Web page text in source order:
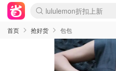
lululemon折扣上新
Sasa美妆护肤3.5折
SSENSE年中2.5折
FreshBeauty好价汇总
Cettire降价+叠9折
WWS Coles超市实拍
viagogo二手票捡漏
Myer超级周末
The Outnet奢牌1折起
David Jones 3折起
Flannels大牌1折
Perfumes Club护肤1折
AMIRO面罩$251
Amazon折扣汇总
eToro入金$200送$50
Amazon数码好物
ICONIC本周7.5折
ThedoubleF高奢地板价
Moose Knuckles 6折
丝芙兰5折起
EUFY摄像头$98
Selenichast首饰2折
Trip机票酒店促销
YSL送5件彩妆礼
Amazon家居好物
Amazon美妆护肤
雅漾大喷$8
过敏原检测盒$33
伊索独家赠50ml沐浴露
科颜氏高保湿面霜$29
SEALIFE海洋馆门票6折
丝塔芙大白罐$16
订阅Newsletter送香薰
Cult Beauty 6.8折
Harrods圣诞日历$525
LN-CC奢牌私促3折
d'Alba空姐喷雾$16
EVE LOM套装£56
Bernardelli独家4折
Adore Beauty 6折起
CT圣诞日历
Mytheresa奢品2.7折
Luxury Escapes 9折
Currentbody美容仪$881
MOON Garden Live
Roborock扫地机$649
Tingo Life水杯$24
Valentino官网5折
CR洗护套装$23
修丽可4件套$159
Myer彩妆2件7折
GANNI官网4.5折
Stylevana韩妆4折
Tessabit高奢8.5折
OGX洗发水$11
Amazon阿德莱德次日达
卡诗8.5折+赠礼
Philips Hue灯具8折
首页 抢好货 包包